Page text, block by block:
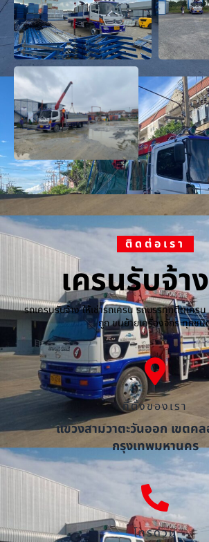
ติดต่อเรา
เครนรับจ้าง
รถเครนรับจ้าง ให้เช่ารถเครน รถบรรทุกติดเคร
ถูก ขนย้ายเครื่องจักร ทุกชนิ
ที่ตั้งของเรา
แขวงสามวาตะวันออก เขตค
กรุงเทพมหานคร
โทรด่วน